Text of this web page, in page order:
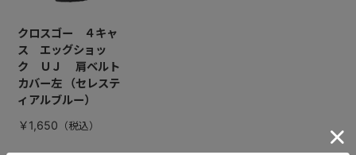
クロスゴー ４キャ
ス エッグショッ
ク ＵＪ 肩ベルト
カバー左 （セレステ
ィアルブルー）
￥1,650